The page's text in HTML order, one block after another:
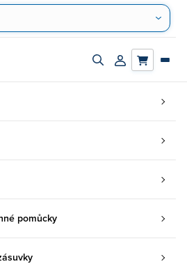
Zapnout/vypnout
Přihlásit/
pomůcky